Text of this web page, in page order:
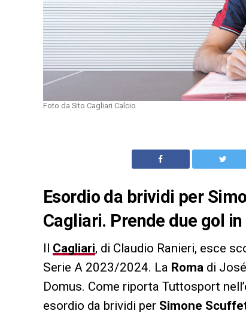
Foto da Sito Cagliari Calcio
Esordio da brividi per
Cagliari. Prende due gol
Il Cagliari, di Claudio Ranieri, esce
Serie A 2023/2024. La Roma di
Domus. Come riporta Tuttosport
esordio da brividi per Simone